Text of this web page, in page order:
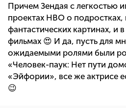
Причем Зендая с легкостью
проектах HBO о
фантастических картинах, и
фильмах 😍 И да, пусть для
ожидаемыми ролями были
«Человек-паук: Нет пути
«Эйфории», все же актрисе
😉